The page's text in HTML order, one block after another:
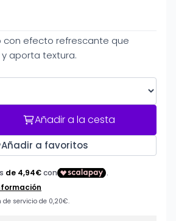
con efecto refrescante que
aporta textura.
Añadir a la cesta
Añadir a favoritos